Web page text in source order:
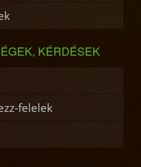
KÉRDÉSEK
felelek